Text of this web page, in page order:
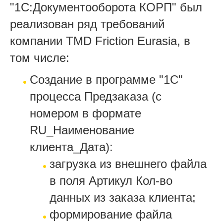
"1С:Документооборота КОРП" был
реализован ряд требований
компании TMD Friction Eurasia, в
том числе:
Создание в программе "1С"
процесса Предзаказа (с
номером в формате
RU_Наименование
клиента_Дата):
загрузка из внешнего файла
в поля Артикул Кол-во
данных из заказа клиента;
формирование файла